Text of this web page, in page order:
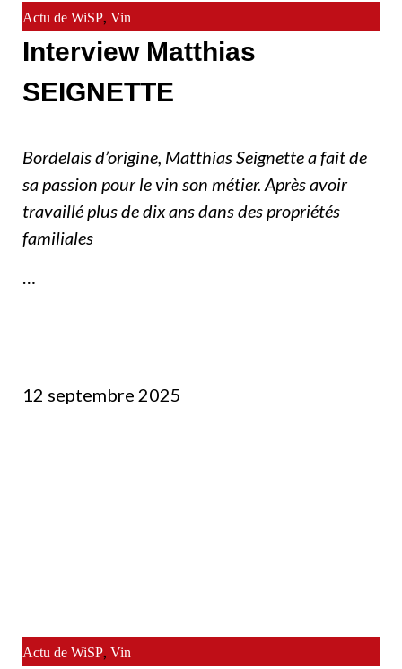
Actu de WiSP, Vin
Interview Matthias
SEIGNETTE
Bordelais d’origine, Matthias Seignette a fait de
sa passion pour le vin son métier. Après avoir
travaillé plus de dix ans dans des propriétés
familiales
…
Actu de WiSP, Vin
12 septembre 2025